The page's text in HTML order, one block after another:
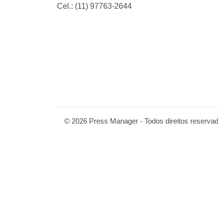
Cel.: (11) 97763-2644
© 2026 Press Manager - Todos direitos